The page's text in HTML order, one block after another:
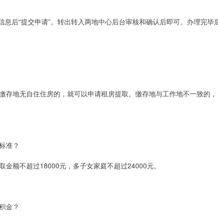
后“提交申请”。转出转入两地中心后台审核和确认后即可。办理完毕
地无自住住房的，就可以申请租房提取。缴存地与工作地不一致的，
准？
额不超过18000元，多子女家庭不超过24000元。
金？